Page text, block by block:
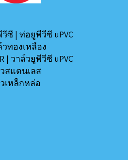
วีซี |ท่อยูพีวีซี uPVC
วทองเหลือง
| วาล์วยูพีวีซี uPVC
สแตนเลส
เหล็กหล่อ